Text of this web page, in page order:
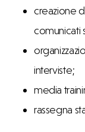
creazione
comunicati
interviste;
media
rassegna